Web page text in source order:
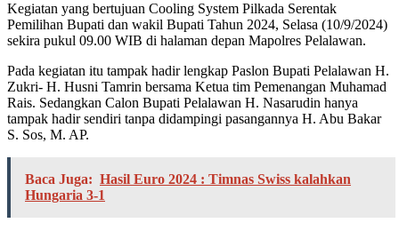
Kegiatan yang bertujuan Cooling System Pilkada Serentak
Pemilihan Bupati dan wakil Bupati Tahun 2024, Selasa (10/9/2024)
sekira pukul 09.00 WIB di halaman depan Mapolres Pelalawan.
Pada kegiatan itu tampak hadir lengkap Paslon Bupati Pelalawan H.
Zukri- H. Husni Tamrin bersama Ketua tim Pemenangan Muhamad
Rais. Sedangkan Calon Bupati Pelalawan H. Nasarudin hanya
tampak hadir sendiri tanpa didampingi pasangannya H. Abu Bakar
S. Sos, M. AP.
Baca Juga: Hasil Euro 2024 : Timnas Swiss kalahkan
Hungaria 3-1